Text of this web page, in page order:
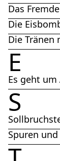
Das
Die
Die Tränen
E
Es geht um
S
Spuren